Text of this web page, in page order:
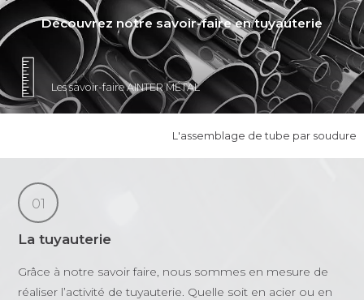
Découvrez notre savoir-faire en tuyauterie
Les savoir-faire AINTER MÉTAL
L'assemblage de tube par soudure
01
La tuyauterie
Grâce à notre savoir faire, nous sommes en mesure de
réaliser l’activité de tuyauterie. Quelle soit en acier ou en